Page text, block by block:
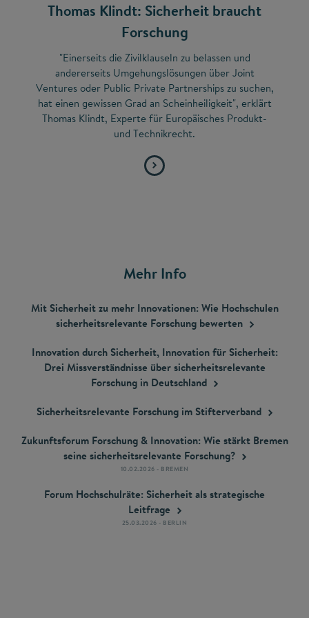
Thomas Klindt: Sicherheit braucht
Forschung
"Einerseits die Zivilklauseln zu belassen und
andererseits Umgehungslösungen über Joint
Ventures oder Public Private Partnerships zu suchen,
hat einen gewissen Grad an Scheinheiligkeit", erklärt
Thomas Klindt, Experte für Europäisches Produkt-
und Technikrecht.
Mehr Info
Mit Sicherheit zu mehr Innovationen: Wie Hochschulen
sicherheitsrelevante Forschung bewerten
Innovation durch Sicherheit, Innovation für Sicherheit:
Drei Missverständnisse über sicherheitsrelevante
Forschung in Deutschland
Sicherheits­relevante Forschung im Stifterverband
Zukunftsforum Forschung & Innovation: Wie stärkt Bremen
seine sicherheitsrelevante Forschung?
10.02.2026 - BREMEN
Forum Hochschulräte: Sicherheit als strategische
Leitfrage
25.03.2026 - BERLIN